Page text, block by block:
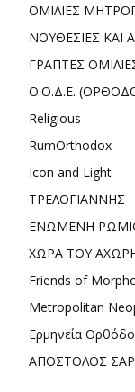
ΟΜΙΛΙΕΣ
ΝΟΥΘΕΣΙΕΣ ΚΑΙ
ΓΡΑΠΤΕΣ
Ο.Ο.Δ.Ε.
Religious
RumOrthodox
Icon and Light
ΤΡΕΛΟΓΙΑΝΝΗΣ
ΕΝΩΜΕΝΗ
ΧΩΡΑ ΤΟΥ
Friends of
Metropolitan
Ερμηνεία
ΑΠΟΣΤΟΛΟΣ